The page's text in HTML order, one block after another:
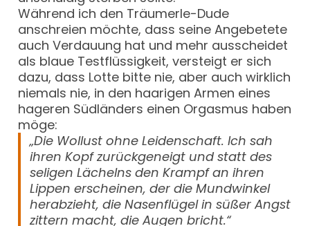
Während ich den Träumerle-Dude
anschreien möchte, dass seine Angebetete
auch Verdauung hat und mehr ausscheidet
als blaue Testflüssigkeit, versteigt er sich
dazu, dass Lotte bitte nie, aber auch wirklich
niemals nie, in den haarigen Armen eines
hageren Südländers einen Orgasmus haben
möge:
„Die Wollust ohne Leidenschaft. Ich sah
ihren Kopf zurückgeneigt und statt des
seligen Lächelns den Krampf an ihren
Lippen erscheinen, der die Mundwinkel
herabzieht, die Nasenflügel in süßer Angst
zittern macht, die Augen bricht.“